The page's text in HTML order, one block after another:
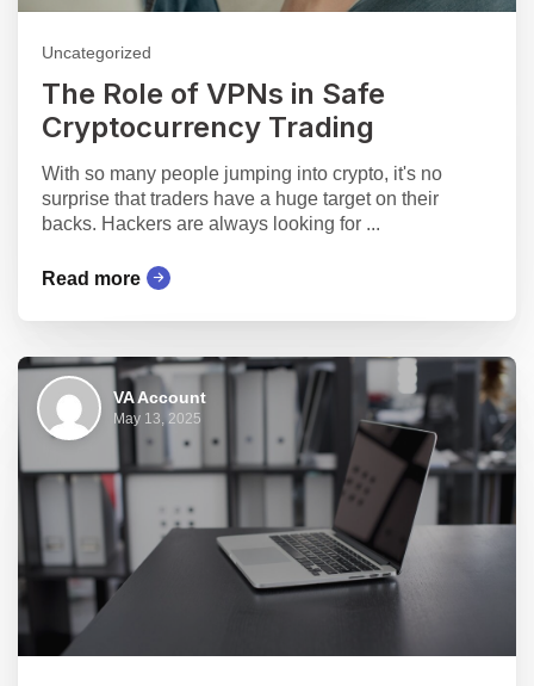
Uncategorized
The Role of VPNs in Safe
Cryptocurrency Trading
With so many people jumping into crypto, it's no
surprise that traders have a huge target on their
backs. Hackers are always looking for ...
Read more
VA Account
May 13, 2025